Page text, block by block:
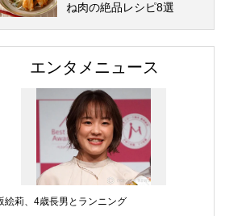
ね肉の絶品レシピ8選
エンタメニュース
絵莉、4歳長男とランニング